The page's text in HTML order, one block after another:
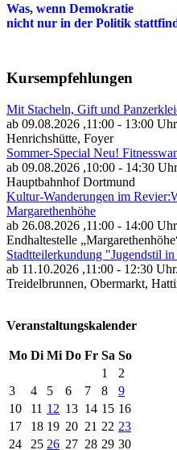
Was, wenn Demokratie
nicht nur in der Politik
Kursempfehlungen
Mit Stacheln, Gift und
ab 09.08.2026 ,11:00 - 13:00
Henrichshütte, Foyer
Sommer-Special Neu!
ab 09.08.2026 ,10:00 - 14:30
Hauptbahnhof Dortmund
Kultur-Wanderungen im
Margarethenhöhe
ab 26.08.2026 ,11:00 - 14:00
Endhaltestelle
Stadtteilerkundung "Jugendstil
ab 11.10.2026 ,11:00 - 12:30
Treidelbrunnen, Obermarkt,
Veranstaltungskalender
Mo Di Mi Do Fr Sa So
1
2
3
4 5 6 7 8
9
10
11 12 13 14 15 16
17
18 19 20 21 22 23
24
25 26 27 28 29 30